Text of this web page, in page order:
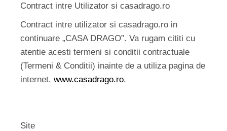
Contract intre Utilizator si casadrago.ro
Contract intre utilizator si casadrago.ro in
continuare „CASA DRAGO”. Va rugam cititi cu
atentie acesti termeni si conditii contractuale
(Termeni & Conditii) inainte de a utiliza pagina de
internet.www.casadrago.ro.
Site